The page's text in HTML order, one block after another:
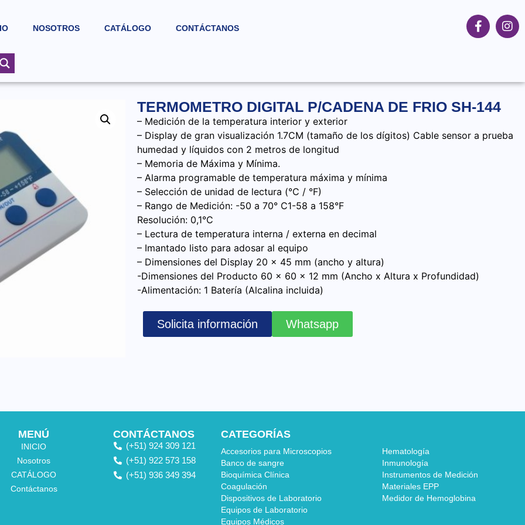
NOSOTROS CATÁLOGO CONTÁCTANOS
TERMOMETRO DIGITAL P/CADENA DE FRIO SH-144
– Medición de la temperatura interior y exterior
– Display de gran visualización 1.7CM (tamaño de los dígitos) Cable sensor a prueba
humedad y líquidos con 2 metros de longitud
– Memoria de Máxima y Mínima.
– Alarma programable de temperatura máxima y mínima
– Selección de unidad de lectura (°C / °F)
– Rango de Medición: -50 a 70° C1-58 a 158°F
Resolución: 0,1°C
– Lectura de temperatura interna / externa en decimal
– Imantado listo para adosar al equipo
– Dimensiones del Display 20 x 45 mm (ancho y altura)
-Dimensiones del Producto 60 x 60 x 12 mm (Ancho x Altura x Profundidad)
-Alimentación: 1 Batería (Alcalina incluida)
Solicita información Whatsapp
MENÚ
INICIO
Nosotros
CATÁLOGO
Contáctanos
CONTÁCTANOS
(+51) 924 309 121
(+51) 922 573 158
(+51) 936 349 394
CATEGORÍAS
Accesorios para Microscopios
Banco de sangre
Bioquímica Clínica
Coagulación
Dispositivos de Laboratorio
Equipos de Laboratorio
Equipos Médicos
Hematología
Inmunología
Instrumentos de Medición
Materiales EPP
Medidor de Hemoglobina